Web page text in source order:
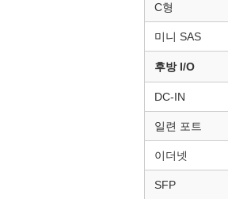
C형
미니 SAS
후방 I/O
DC-IN
일련 포트
이더넷
SFP